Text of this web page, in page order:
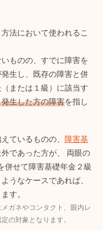
方法において使われるこ
ものの、すでに障害を
生し、既存の障害と併
または１級）に該当す
生した方の障害を指し
ているものの、 障害基
であった方が、
両眼の
併せて障害基礎年金２級
うなケースであれば、
す。
ガネやコンタクト、眼内レ
の対象となります。